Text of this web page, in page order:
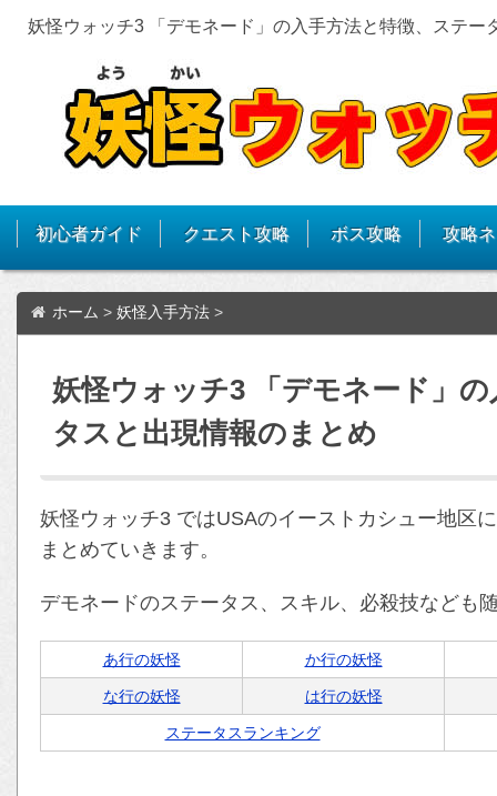
妖怪ウォッチ3 「デモネード」の入手方法と特徴、ステー
初心者ガイド クエスト攻略 ボス攻略 攻略
ホーム > 妖怪入手方法 >
妖怪ウォッチ3 「デモネード」
タスと出現情報のまとめ
妖怪ウォッチ3 ではUSAのイーストカシュー地区
まとめていきます。
デモネードのステータス、スキル、必殺技なども
あ行の妖怪 か行の妖怪
な行の妖怪 は行の妖怪
ステータスランキング